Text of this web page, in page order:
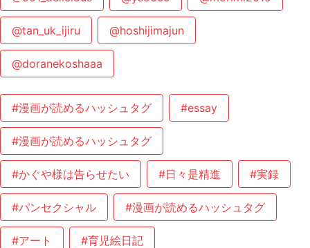
@tan_uk_ijiru @hoshijimajun
@doranekoshaaa
#漫画が読めるハッシュタグ #essay
#漫画が読めるハッシュタグ
#かぐや様は告らせたい #日々是精進 #実録
#パンセクシャル #漫画が読めるハッシュタグ
#アート #育児絵日記